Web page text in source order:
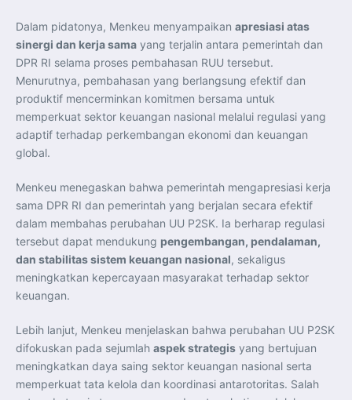
Teknologi, Data, dan Pembiayaan Demi Percepatan
Program 3 Juta Rumah
Pendaftaran MagangHub Angkatan II Batch 1 Dibuka
hingga 28 Juli 2026, Kesempatan Raih Pengalaman Kerja
dan Sertifikasi Kompetensi
KASAU Bekali 154 Perwira Remaja AAU 2026, Tekankan
Integritas dan Profesionalisme sebagai Bekal
Pengabdian
Menlu Sugiono Dorong Kemitraan ASEAN–Inggris yang
Lebih Erat Hadapi Tantangan Global
Indonesia Dorong ASEAN dan Uni Eropa Perkuat
Kemitraan ASEAN–Kanada Perkuat Ketahanan Ekonomi,
Pangan, dan Energi Kawasan
ASEAN dan India Perkuat Ketahanan Kawasan lewat
Kerja Sama Maritim, Ekonomi, dan Kesehatan
BI Pertahankan BI-Rate 5,75 Persen untuk Jaga
Stabilitas dan Dukung Pertumbuhan Ekonomi
Kepala BGN Sudaryono Tegaskan Komitmen Perkuat
Transparansi dan Akuntabilitas Program Makan Bergizi
Gratis
Dalam pidatonya, Menkeu menyampaikan apresiasi atas
sinergi dan kerja sama yang terjalin antara pemerintah dan
DPR RI selama proses pembahasan RUU tersebut.
Menurutnya, pembahasan yang berlangsung efektif dan
produktif mencerminkan komitmen bersama untuk
memperkuat sektor keuangan nasional melalui regulasi yang
adaptif terhadap perkembangan ekonomi dan keuangan
global.
Menkeu menegaskan bahwa pemerintah mengapresiasi kerja
sama DPR RI dan pemerintah yang berjalan secara efektif
dalam membahas perubahan UU P2SK. Ia berharap regulasi
tersebut dapat mendukung pengembangan, pendalaman,
dan stabilitas sistem keuangan nasional, sekaligus
meningkatkan kepercayaan masyarakat terhadap sektor
keuangan.
Lebih lanjut, Menkeu menjelaskan bahwa perubahan UU P2SK
difokuskan pada sejumlah aspek strategis yang bertujuan
meningkatkan daya saing sektor keuangan nasional serta
memperkuat tata kelola dan koordinasi antarotoritas. Salah